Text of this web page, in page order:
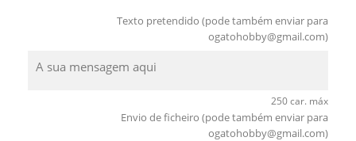
Texto pretendido (pode também enviar para
ogatohobby@gmail.com)
250 car. máx
Envio de ficheiro (pode também enviar para
ogatohobby@gmail.com)